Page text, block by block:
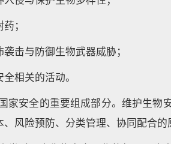
；
袭击与防御生物武器威胁；
相关的活动。
家安全的重要组成部分。维护生物
风险预防、分类管理、协同配合的